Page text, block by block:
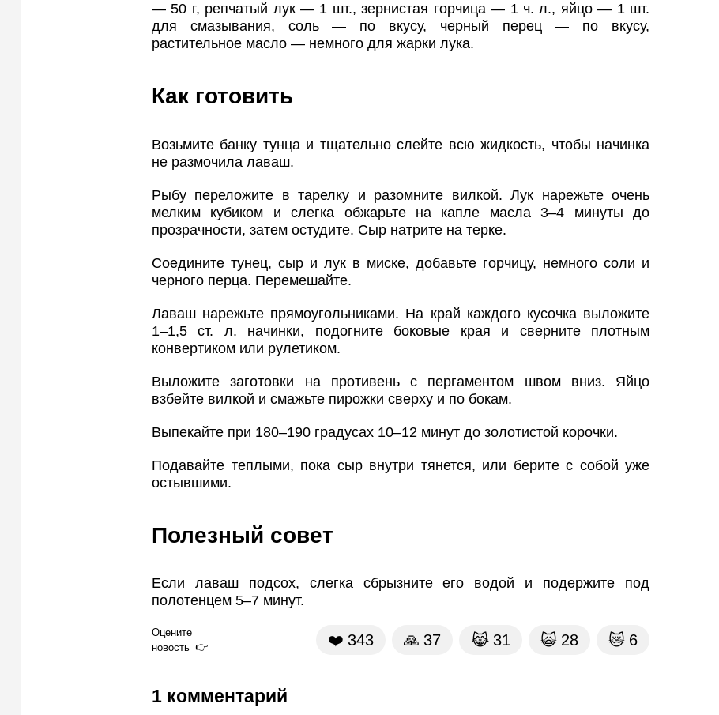
— 50 г, репчатый лук — 1 шт., зернистая горчица — 1 ч. л., яйцо — 1 шт.
для смазывания, соль — по вкусу, черный перец — по вкусу,
растительное масло — немного для жарки лука.
Как готовить
Возьмите банку тунца и тщательно слейте всю жидкость, чтобы начинка
не размочила лаваш.
Рыбу переложите в тарелку и разомните вилкой. Лук нарежьте очень
мелким кубиком и слегка обжарьте на капле масла 3–4 минуты до
прозрачности, затем остудите. Сыр натрите на терке.
Соедините тунец, сыр и лук в миске, добавьте горчицу, немного соли и
черного перца. Перемешайте.
Лаваш нарежьте прямоугольниками. На край каждого кусочка выложите
1–1,5 ст. л. начинки, подогните боковые края и сверните плотным
конвертиком или рулетиком.
Выложите заготовки на противень с пергаментом швом вниз. Яйцо
взбейте вилкой и смажьте пирожки сверху и по бокам.
Выпекайте при 180–190 градусах 10–12 минут до золотистой корочки.
Подавайте теплыми, пока сыр внутри тянется, или берите с собой уже
остывшими.
Полезный совет
Если лаваш подсох, слегка сбрызните его водой и подержите под
полотенцем 5–7 минут.
Оцените
новость
❤️ 343 🙏 37 😹 31 🙀 28 😿 6
1 комментарий